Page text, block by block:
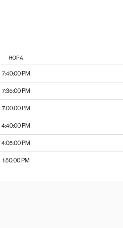
HORA
7:40:00 PM
7:35:00 PM
7:00:00 PM
4:40:00 PM
4:05:00 PM
1:50:00 PM